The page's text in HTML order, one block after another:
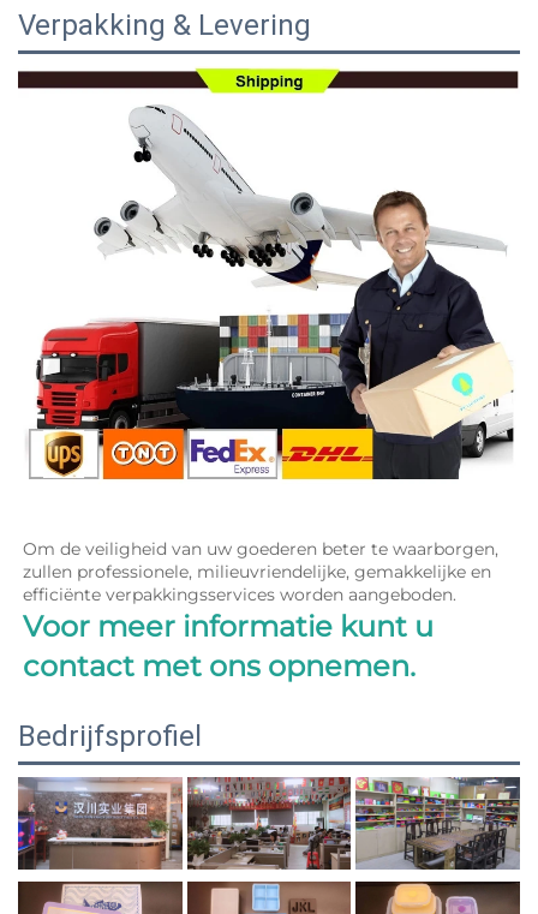
Verpakking & Levering
Om de veiligheid van uw goederen beter te waarborgen,
zullen professionele, milieuvriendelijke, gemakkelijke en
Voor meer informatie kunt u
contact met ons opnemen.
Bedrijfsprofiel